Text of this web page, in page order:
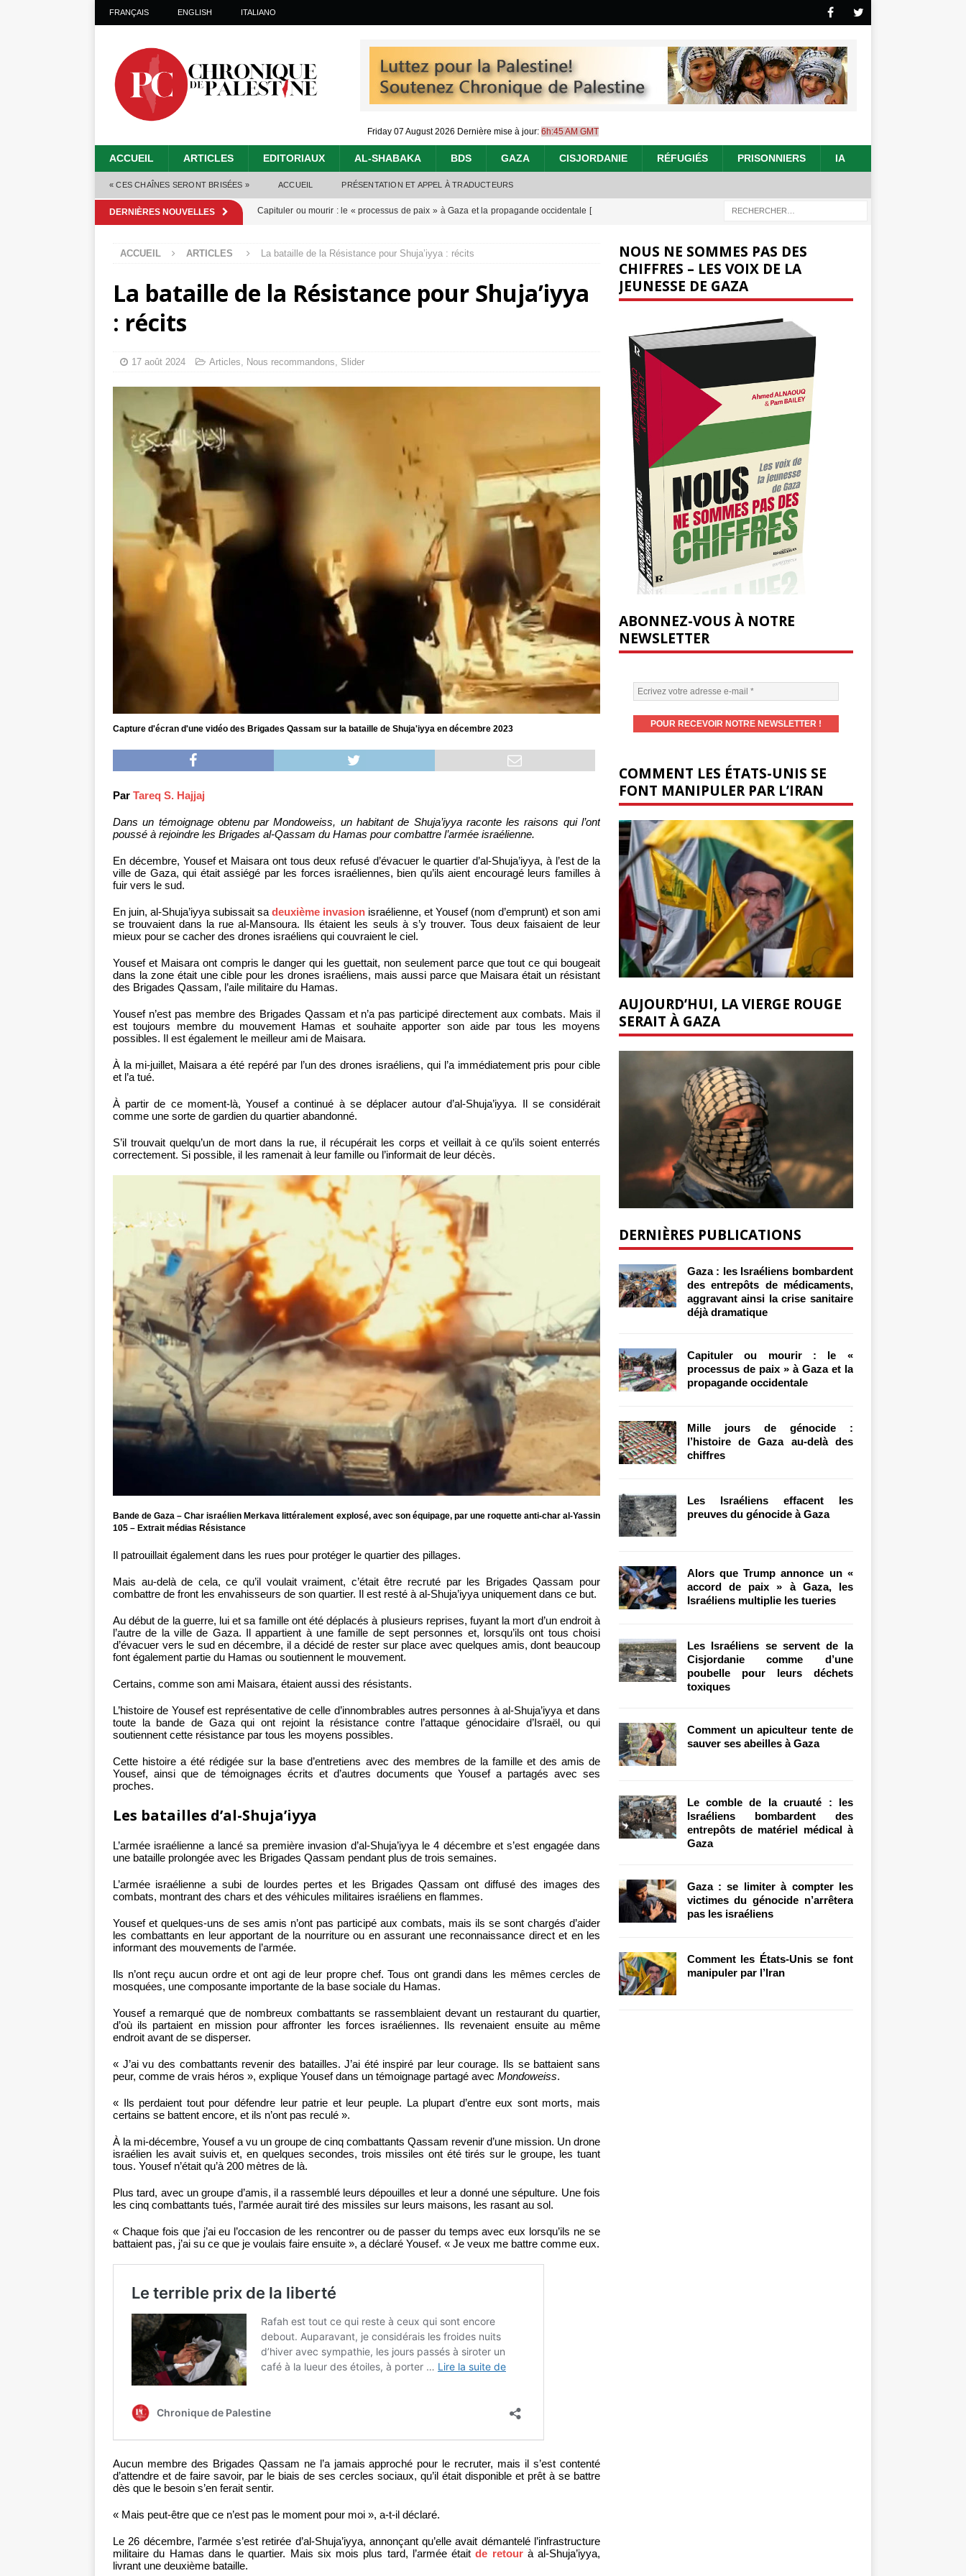
FRANÇAIS ENGLISH ITALIANO
Friday 07 August 2026 Dernière mise à jour: 6h:45 AM GMT
ACCUEIL ARTICLES EDITORIAUX AL-SHABAKA BDS GAZA CISJORDANIE RÉFUGIÉS PRISONNIERS IA
« CES CHAÎNES SERONT BRISÉES » ACCUEIL PRÉSENTATION ET APPEL À TRADUCTEURS
DERNIÈRES NOUVELLES Capituler ou mourir : le « processus de paix » à Gaza et la propagande occidentale [
Mille jours de génocide : l’histoire de Gaza au-delà des chiffres
Les Israéliens effacent les preuves du génocide à Gaza [ 4 août 2026 ]
Alors que Trump annonce un « accord de paix » à Gaza, les Israéliens multiplie les
Gaza : les Israéliens bombardent des entrepôts de médicaments, aggravant ainsi la
ACCUEIL ARTICLES La bataille de la Résistance pour Shuja’iyya : récits
La bataille de la Résistance pour Shuja’iyya
: récits
17 août 2024 Articles, Nous recommandons, Slider
Capture d'écran d'une vidéo des Brigades Qassam sur la bataille de Shuja'iyya en décembre 2023
Par Tareq S. Hajjaj
Dans un témoignage obtenu par Mondoweiss, un habitant de Shuja’iyya raconte les raisons qui l’ont
poussé à rejoindre les Brigades al-Qassam du Hamas pour combattre l’armée israélienne.
En décembre, Yousef et Maisara ont tous deux refusé d’évacuer le quartier d’al-Shuja’iyya, à l’est de la
ville de Gaza, qui était assiégé par les forces israéliennes, bien qu’ils aient encouragé leurs familles à
fuir vers le sud.
En juin, al-Shuja’iyya subissait sadeuxième invasion israélienne, et Yousef (nom d’emprunt) et son ami
se trouvaient dans la rue al-Mansoura. Ils étaient les seuls à s’y trouver. Tous deux faisaient de leur
mieux pour se cacher des drones israéliens qui couvraient le ciel.
Yousef et Maisara ont compris le danger qui les guettait, non seulement parce que tout ce qui bougeait
dans la zone était une cible pour les drones israéliens, mais aussi parce que Maisara était un résistant
des Brigades Qassam, l’aile militaire du Hamas.
Yousef n’est pas membre des Brigades Qassam et n’a pas participé directement aux combats. Mais il
est toujours membre du mouvement Hamas et souhaite apporter son aide par tous les moyens
possibles. Il est également le meilleur ami de Maisara.
À la mi-juillet, Maisara a été repéré par l’un des drones israéliens, qui l’a immédiatement pris pour cible
et l’a tué.
À partir de ce moment-là, Yousef a continué à se déplacer autour d’al-Shuja’iyya. Il se considérait
comme une sorte de gardien du quartier abandonné.
S’il trouvait quelqu’un de mort dans la rue, il récupérait les corps et veillait à ce qu’ils soient enterrés
correctement. Si possible, il les ramenait à leur famille ou l’informait de leur décès.
Bande de Gaza – Char israélien Merkava littéralement explosé, avec son équipage, par une roquette anti-char al-Yassin
105 – Extrait médias Résistance
Il patrouillait également dans les rues pour protéger le quartier des pillages.
Mais au-delà de cela, ce qu’il voulait vraiment, c’était être recruté par les Brigades Qassam pour
combattre de front les envahisseurs de son quartier. Il est resté à al-Shuja’iyya uniquement dans ce but.
Au début de la guerre, lui et sa famille ont été déplacés à plusieurs reprises, fuyant la mort d’un endroit à
l’autre de la ville de Gaza. Il appartient à une famille de sept personnes et, lorsqu’ils ont tous choisi
d’évacuer vers le sud en décembre, il a décidé de rester sur place avec quelques amis, dont beaucoup
font également partie du Hamas ou soutiennent le mouvement.
Certains, comme son ami Maisara, étaient aussi des résistants.
L’histoire de Yousef est représentative de celle d’innombrables autres personnes à al-Shuja’iyya et dans
toute la bande de Gaza qui ont rejoint la résistance contre l’attaque génocidaire d’Israël, ou qui
soutiennent cette résistance par tous les moyens possibles.
Cette histoire a été rédigée sur la base d’entretiens avec des membres de la famille et des amis de
Yousef, ainsi que de témoignages écrits et d’autres documents que Yousef a partagés avec ses
proches.
Les batailles d’al-Shuja’iyya
L’armée israélienne a lancé sa première invasion d’al-Shuja’iyya le 4 décembre et s’est engagée dans
une bataille prolongée avec les Brigades Qassam pendant plus de trois semaines.
L’armée israélienne a subi de lourdes pertes et les Brigades Qassam ont diffusé des images des
combats, montrant des chars et des véhicules militaires israéliens en flammes.
Yousef et quelques-uns de ses amis n’ont pas participé aux combats, mais ils se sont chargés d’aider
les combattants en leur apportant de la nourriture ou en assurant une reconnaissance direct et en les
informant des mouvements de l’armée.
Ils n’ont reçu aucun ordre et ont agi de leur propre chef. Tous ont grandi dans les mêmes cercles de
mosquées, une composante importante de la base sociale du Hamas.
Yousef a remarqué que de nombreux combattants se rassemblaient devant un restaurant du quartier,
d’où ils partaient en mission pour affronter les forces israéliennes. Ils revenaient ensuite au même
endroit avant de se disperser.
« J’ai vu des combattants revenir des batailles. J’ai été inspiré par leur courage. Ils se battaient sans
peur, comme de vrais héros », explique Yousef dans un témoignage partagé avec Mondoweiss.
« Ils perdaient tout pour défendre leur patrie et leur peuple. La plupart d’entre eux sont morts, mais
certains se battent encore, et ils n’ont pas reculé ».
À la mi-décembre, Yousef a vu un groupe de cinq combattants Qassam revenir d’une mission. Un drone
israélien les avait suivis et, en quelques secondes, trois missiles ont été tirés sur le groupe, les tuant
tous. Yousef n’était qu’à 200 mètres de là.
Plus tard, avec un groupe d’amis, il a rassemblé leurs dépouilles et leur a donné une sépulture. Une fois
les cinq combattants tués, l’armée aurait tiré des missiles sur leurs maisons, les rasant au sol.
« Chaque fois que j’ai eu l’occasion de les rencontrer ou de passer du temps avec eux lorsqu’ils ne se
battaient pas, j’ai su ce que je voulais faire ensuite », a déclaré Yousef. « Je veux me battre comme eux.
Aucun membre des Brigades Qassam ne l’a jamais approché pour le recruter, mais il s’est contenté
d’attendre et de faire savoir, par le biais de ses cercles sociaux, qu’il était disponible et prêt à se battre
dès que le besoin s’en ferait sentir.
« Mais peut-être que ce n’est pas le moment pour moi », a-t-il déclaré.
Le 26 décembre, l’armée s’est retirée d’al-Shuja’iyya, annonçant qu’elle avait démantelé l’infrastructure
militaire du Hamas dans le quartier. Mais six mois plus tard, l’armée étaitde retourà al-Shuja’iyya,
livrant une deuxième bataille.
NOUS NE SOMMES PAS DES
CHIFFRES – LES VOIX DE LA
JEUNESSE DE GAZA
ABONNEZ-VOUS À NOTRE
NEWSLETTER
COMMENT LES ÉTATS-UNIS SE
FONT MANIPULER PAR L’IRAN
AUJOURD’HUI, LA VIERGE ROUGE
SERAIT À GAZA
DERNIÈRES PUBLICATIONS
Gaza : les Israéliens bombardent
des entrepôts de médicaments,
aggravant ainsi la crise sanitaire
déjà dramatique
Capituler ou mourir : le «
processus de paix » à Gaza et la
propagande occidentale
Mille jours de génocide :
l’histoire de Gaza au-delà des
chiffres
Les Israéliens effacent les
preuves du génocide à Gaza
Alors que Trump annonce un «
accord de paix » à Gaza, les
Israéliens multiplie les tueries
Les Israéliens se servent de la
Cisjordanie comme d’une
poubelle pour leurs déchets
toxiques
Comment un apiculteur tente de
sauver ses abeilles à Gaza
Le comble de la cruauté : les
Israéliens bombardent des
entrepôts de matériel médical à
Gaza
Gaza : se limiter à compter les
victimes du génocide n’arrêtera
pas les israéliens
Comment les États-Unis se font
manipuler par l’Iran